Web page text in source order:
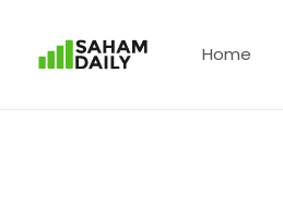
Home